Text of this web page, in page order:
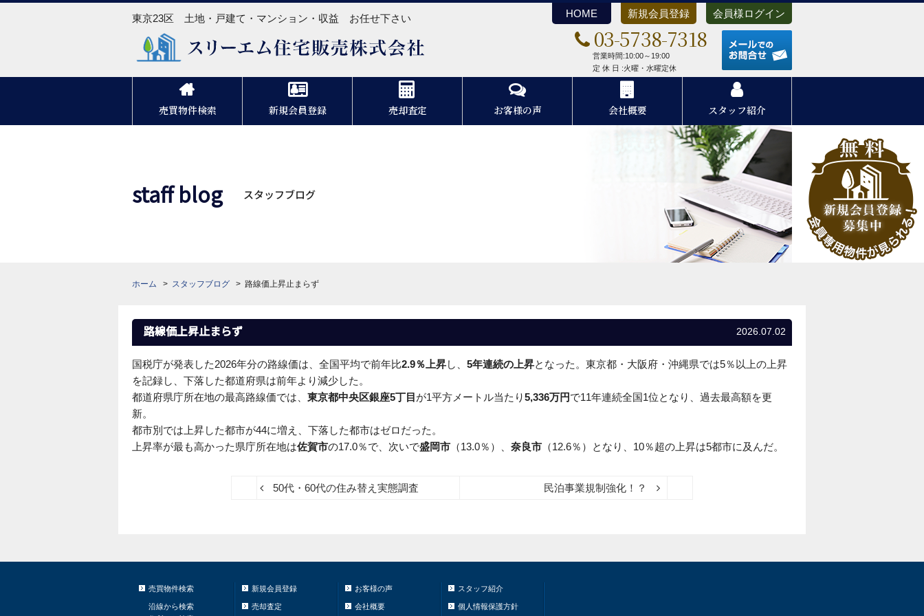
HOME 新規会員登録 会員様ログイン
東京23区 土地・戸建て・マンション・収益 お任せ下さい
スリーエム住宅販売株式会社03-5738-7318
営業時間:10:00～19:00
定 休 日 :火曜・水曜定休
売買物件検索 新規会員登録 売却査定 お客様の声 会社概要 スタッフ紹介
staff blog スタッフブログ
ホーム スタッフブログ 路線価上昇止まらず
路線価上昇止まらず 2026.07.02
国税庁が発表した2026年分の路線価は、全国平均で前年比2.9％上昇し、 5年連続の上昇となった。東京都・大阪府・沖縄県では5％以上の上昇
を記録し、下落した都道府県は前年より減少した。
都道府県庁所在地の最高路線価では、 東京都中央区銀座5丁目 が1平方メートル当たり5,336万円で11年連続全国1位となり、過去最高額を更
新。
都市別では上昇した都市が44に増え、下落した都市はゼロだった。
上昇率が最も高かった県庁所在地は佐賀市の17.0％で、次いで盛岡市 （13.0％）、 奈良市 （12.6％）となり、10％超の上昇は5都市に及んだ。
50代・60代の住み替え実態調査 民泊事業規制強化！？
売買物件検索
沿線から検索
新規会員登録
売却査定
お客様の声
会社概要
スタッフ紹介
個人情報保護方針